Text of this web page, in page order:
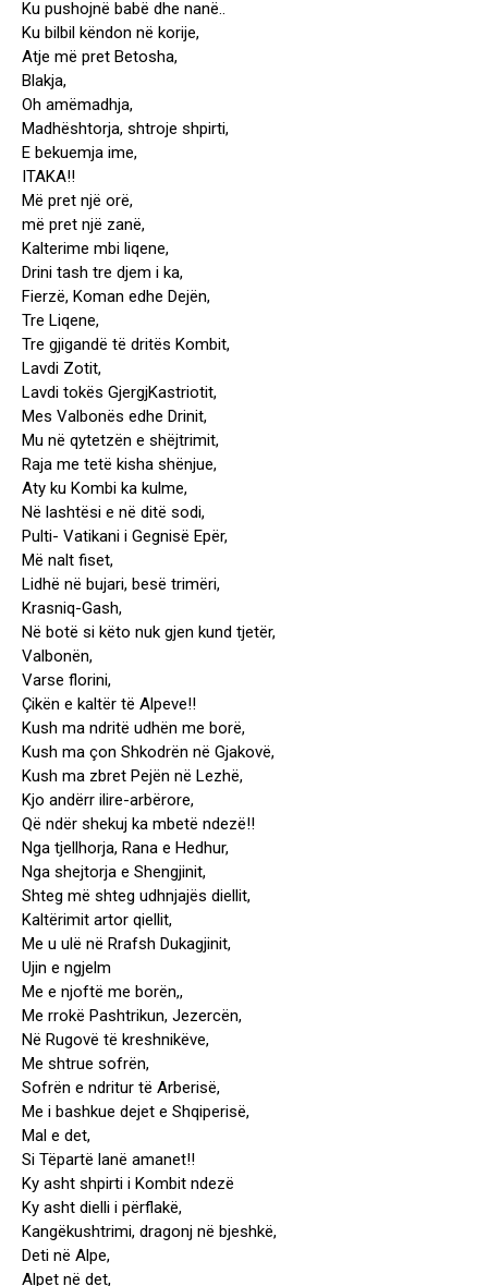
Ku pushojnë babë dhe nanë..
Ku bilbil këndon në korije,
Atje më pret Betosha,
Blakja,
Oh amëmadhja,
Madhështorja, shtroje shpirti,
E bekuemja ime,
ITAKA!!
Më pret një orë,
më pret një zanë,
Kalterime mbi liqene,
Drini tash tre djem i ka,
Fierzë, Koman edhe Dejën,
Tre Liqene,
Tre gjigandë të dritës Kombit,
Lavdi Zotit,
Lavdi tokës GjergjKastriotit,
Mes Valbonës edhe Drinit,
Mu në qytetzën e shëjtrimit,
Raja me tetë kisha shënjue,
Aty ku Kombi ka kulme,
Në lashtësi e në ditë sodi,
Pulti- Vatikani i Gegnisë Epër,
Më nalt fiset,
Lidhë në bujari, besë trimëri,
Krasniq-Gash,
Në botë si këto nuk gjen kund tjetër,
Valbonën,
Varse florini,
Çikën e kaltër të Alpeve!!
Kush ma ndritë udhën me borë,
Kush ma çon Shkodrën në Gjakovë,
Kush ma zbret Pejën në Lezhë,
Kjo andërr ilire-arbërore,
Që ndër shekuj ka mbetë ndezë!!
Nga tjellhorja, Rana e Hedhur,
Nga shejtorja e Shengjinit,
Shteg më shteg udhnjajës diellit,
Kaltërimit artor qiellit,
Me u ulë në Rrafsh Dukagjinit,
Ujin e ngjelm
Me e njoftë me borën,,
Me rrokë Pashtrikun, Jezercën,
Në Rugovë të kreshnikëve,
Me shtrue sofrën,
Sofrën e ndritur të Arberisë,
Me i bashkue dejet e Shqiperisë,
Mal e det,
Si Tëpartë lanë amanet!!
Ky asht shpirti i Kombit ndezë
Ky asht dielli i përflakë,
Kangëkushtrimi, dragonj në bjeshkë,
Deti në Alpe,
Alpet në det,